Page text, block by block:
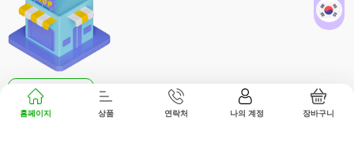
매장 찾기
홈페이지 상품 연락처 나의 계정 장바구니